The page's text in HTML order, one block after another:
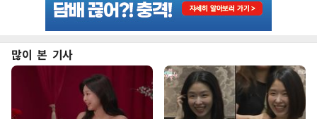
많이 본 기사